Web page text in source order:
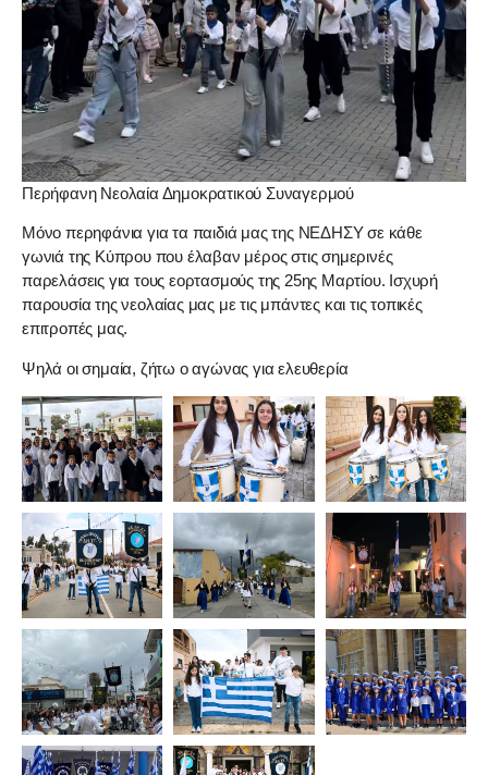
Περήφανη Νεολαία Δημοκρατικού Συναγερμού
Μόνο περηφάνια για τα παιδιά μας της ΝΕΔΗΣΥ σε κάθε
γωνιά της Κύπρου που έλαβαν μέρος στις σημερινές
παρελάσεις για τους εορτασμούς της 25ης Μαρτίου. Ισχυρή
παρουσία της νεολαίας μας με τις μπάντες και τις τοπικές
επιτροπές μας.
Ψηλά οι σημαία, ζήτω ο αγώνας για ελευθερία